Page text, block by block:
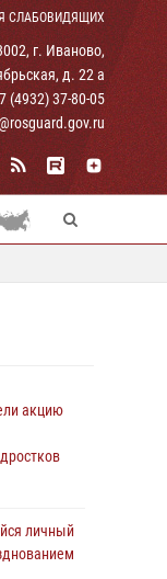
СЛАБОВИДЯЩИХ
г. Иваново,
д. 22 а
(4932) 37-80-05
акцию
личный